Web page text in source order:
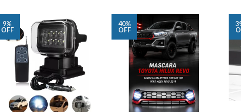
9%
OFF
40%
OFF